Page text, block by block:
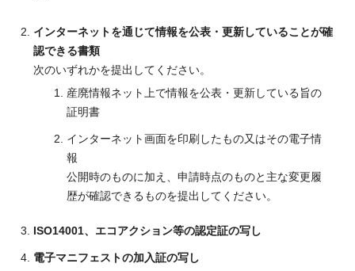
インターネットを通じて情報を公表・更新していることが確
認できる書類
次のいずれかを提出してください。
産廃情報ネット上で情報を公表・更新している旨の
証明書
インターネット画面を印刷したもの又はその電子情
報
公開時のものに加え、申請時点のものと主な変更履
歴が確認できるものを提出してください。
ISO14001、エコアクション等の認定証の写し
電子マニフェストの加入証の写し